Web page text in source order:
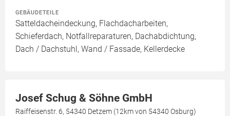
GEBÄUDETEILE
Satteldacheindeckung, Flachdacharbeiten,
Schieferdach, Notfallreparaturen, Dachabdichtung,
Dach / Dachstuhl, Wand / Fassade, Kellerdecke
Josef Schug & Söhne GmbH
Raiffeisenstr. 6, 54340 Detzem (12km von 54340 Osburg)